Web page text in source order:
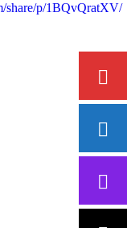
share/p/1BQvQratXV/